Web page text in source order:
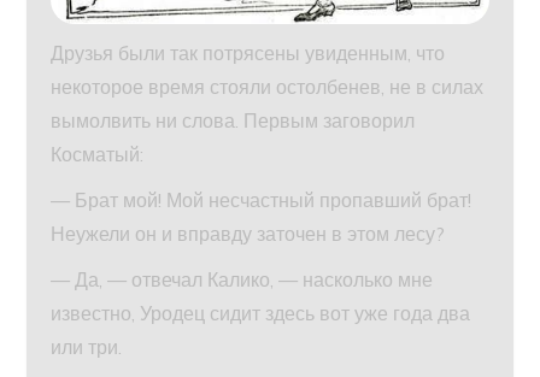
Друзья были так потрясены увиденным, что
некоторое время стояли остолбенев, не в силах
вымолвить ни слова. Первым заговорил
Косматый:
— Брат мой! Мой несчастный пропавший брат!
Неужели он и вправду заточен в этом лесу?
— Да, — отвечал Калико, — насколько мне
известно, Уродец сидит здесь вот уже года два
или три.